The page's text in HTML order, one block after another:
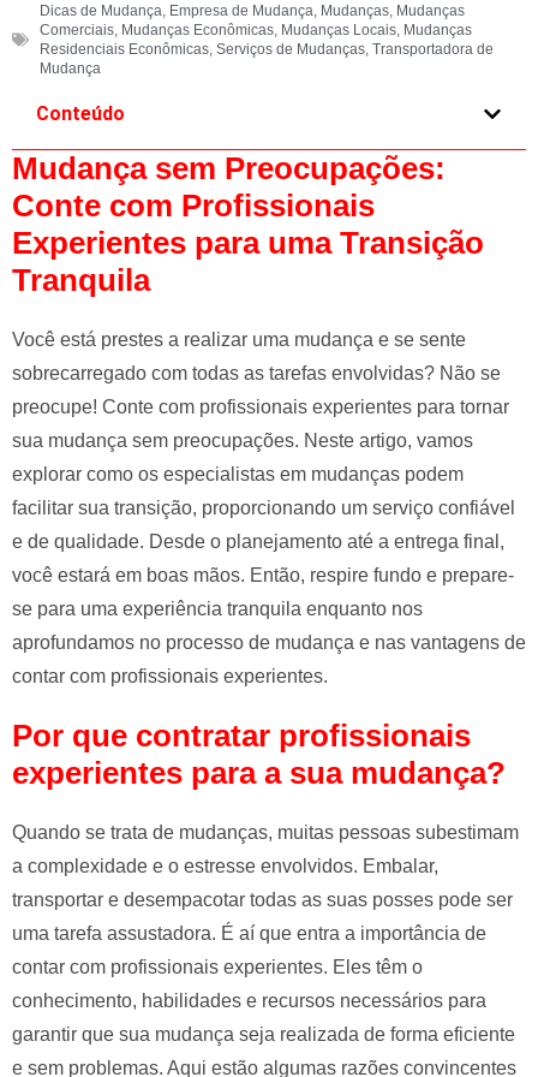
e
l
e
f
b
l
n
k
Dicas de Mudança, Empresa de Mudança, Mudanças, Mudanças
Comerciais, Mudanças Econômicas, Mudanças Locais, Mudanças
Residenciais Econômicas, Serviços de Mudanças, Transportadora de
Mudança
Conteúdo
Mudança sem Preocupações:
Conte com Profissionais
Experientes para uma Transição
Tranquila
Você está prestes a realizar uma mudança e se sente
sobrecarregado com todas as tarefas envolvidas? Não se
preocupe! Conte com profissionais experientes para tornar
sua mudança sem preocupações. Neste artigo, vamos
explorar como os especialistas em mudanças podem
facilitar sua transição, proporcionando um serviço confiável
e de qualidade. Desde o planejamento até a entrega final,
você estará em boas mãos. Então, respire fundo e prepare-
se para uma experiência tranquila enquanto nos
aprofundamos no processo de mudança e nas vantagens de
contar com profissionais experientes.
Por que contratar profissionais
experientes para a sua mudança?
Quando se trata de mudanças, muitas pessoas subestimam
a complexidade e o estresse envolvidos. Embalar,
transportar e desempacotar todas as suas posses pode ser
uma tarefa assustadora. É aí que entra a importância de
contar com profissionais experientes. Eles têm o
conhecimento, habilidades e recursos necessários para
garantir que sua mudança seja realizada de forma eficiente
e sem problemas. Aqui estão algumas razões convincentes